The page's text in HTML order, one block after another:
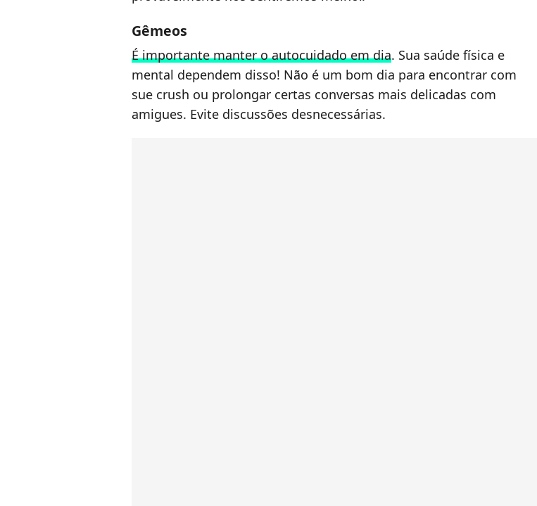
Gêmeos
É importante manter o autocuidado em dia. Sua saúde física e
mental dependem disso! Não é um bom dia para encontrar com
sue crush ou prolongar certas conversas mais delicadas com
amigues. Evite discussões desnecessárias.